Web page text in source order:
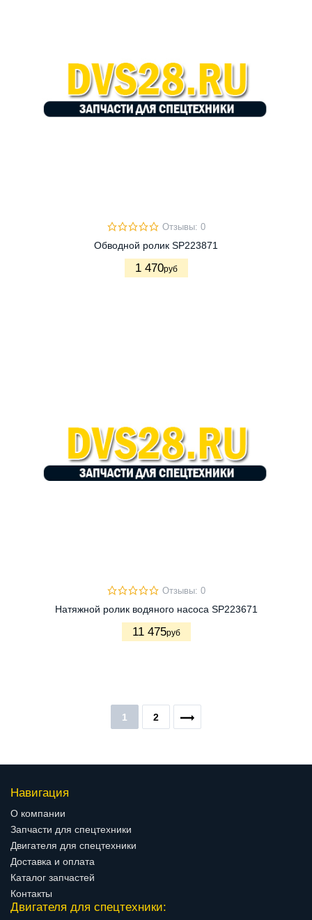
Отзывы: 0
Обводной ролик SP223871
1 470руб
Отзывы: 0
Натяжной ролик водяного насоса SP223671
11 475руб
1 2
Навигация
О компании
Запчасти для спецтехники
Двигателя для спецтехники
Доставка и оплата
Каталог запчастей
Контакты
Двигателя для спецтехники: